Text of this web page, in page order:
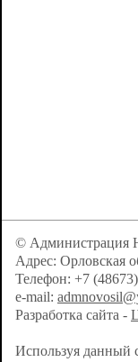
© Администрация
Адрес: Орловская
Телефон: +7
e-mail:
Разработка сайта -
Используя данный